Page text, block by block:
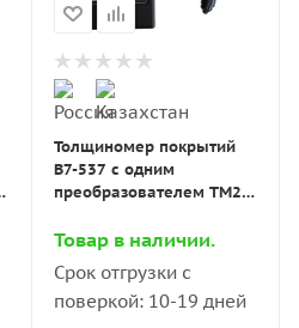
Толщиномер покрытий
В7-537 с одним
преобразователем ТМ2-
Товар в наличии.
Срок отгрузки с
поверкой: 10-19 дней